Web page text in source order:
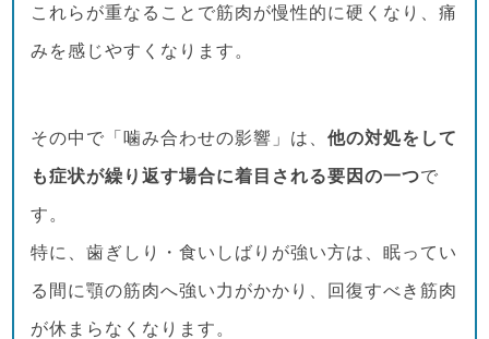
これらが重なることで筋肉が慢性的に硬くなり、痛
みを感じやすくなります。
その中で「噛み合わせの影響」は、 他の対処をして
も症状が繰り返す場合に着目される要因の一つで
す。
特に、歯ぎしり・食いしばりが強い方は、眠ってい
る間に顎の筋肉へ強い力がかかり、回復すべき筋肉
が休まらなくなります。